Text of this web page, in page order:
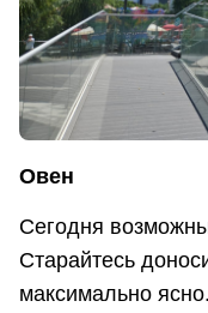
Овен
Сегодня
Старайтесь
максимально